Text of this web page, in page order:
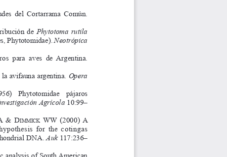
del  Cortarrama  Común.
de
Phytotoma  rutila
Phytotomidae). Neotrópica
para  aves  de  Argentina.
avifauna argentina.
Opera
Phytotomidae    pájaros
Agrícola 10:99–
& Di  M  M i  C  K
  WW
  (2000) A
for  the  cotingas
DNA. Auk 117:236–
analysis of South American